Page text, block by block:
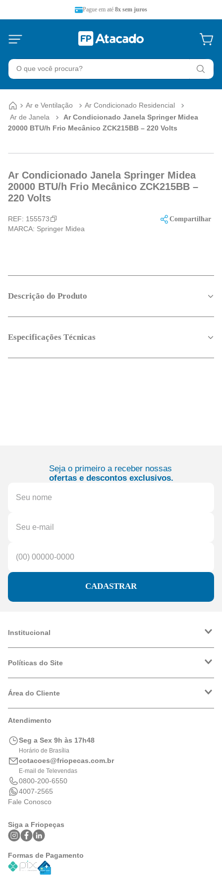
Pague em até 8x sem juros
O que você procura?
Ar e Ventilação
Ar Condicionado Residencial
Ar de Janela
Ar Condicionado Janela Springer Midea
20000 BTU/h Frio Mecânico ZCK215BB – 220 Volts
Ar Condicionado Janela Springer Midea
20000 BTU/h Frio Mecânico ZCK215BB –
220 Volts
REF: 155573
MARCA: Springer Midea
Compartilhar
Descrição do Produto
Especificações Técnicas
Seja o primeiro a receber nossas
ofertas e descontos exclusivos.
CADASTRAR
Institucional
Trabalhe Conosco
Políticas do Site
Política de Privacidade
Logística
Área do Cliente
Meus Pedidos
Portal de Boletos
Atendimento
Seg a Sex 9h às 17h48
Horário de Brasília
cotacoes@friopecas.com.br
E-mail de Televendas
0800-200-6550
4007-2565
Fale Conosco
Siga a Friopeças
Formas de Pagamento